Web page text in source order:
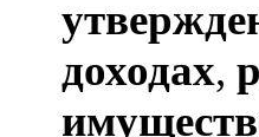
доходах,